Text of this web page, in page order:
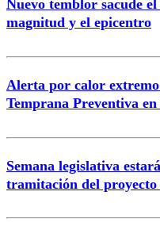
Nuevo temblor sacude
magnitud y el epicentro
Alerta por calor
Temprana Preventiva
Semana legislativa
tramitación del proyecto